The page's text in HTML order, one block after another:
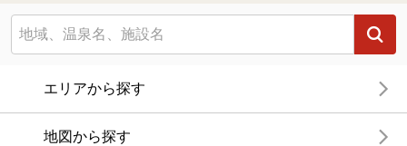
エリアから探す
地図から探す